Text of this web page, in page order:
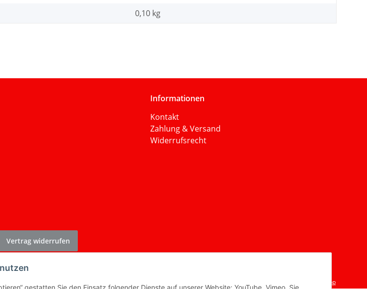
0,10 kg
Informationen
Kontakt
Zahlung & Versand
Widerrufsrecht
Vertrag widerrufen
inkl. gesetzlicher USt., zzgl.
JTL-Shop